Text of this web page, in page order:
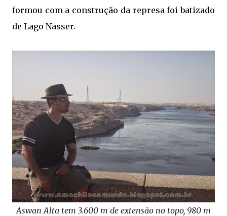
formou com a construção da represa foi batizado
de Lago Nasser.
Aswan Alta tem 3.600 m de extensão no topo, 980 m